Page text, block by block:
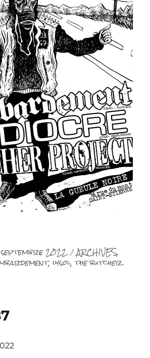
2022 Catégories
ARCHIVES,
,lysol,the butcher